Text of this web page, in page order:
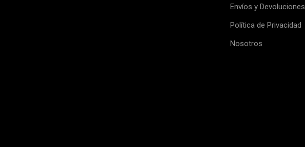
Envíos y Devoluciones
Política de Privacidad
Nosotros